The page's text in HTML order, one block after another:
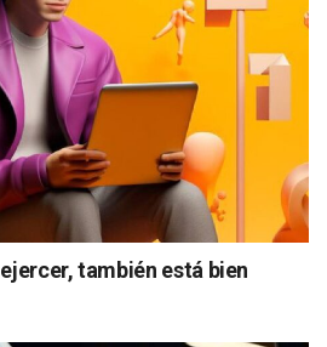
también está bien